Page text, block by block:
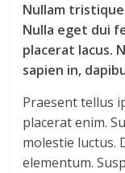
Nullam
Nulla eget dui
placerat lacus.
sapien in,
Praesent tellus
placerat enim.
molestie luctus.
elementum.